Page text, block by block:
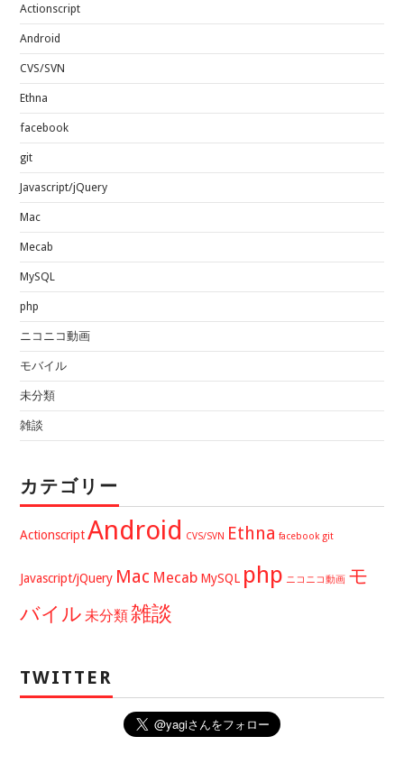
Actionscript
Android
CVS/SVN
Ethna
facebook
git
Javascript/jQuery
Mac
Mecab
MySQL
php
ニコニコ動画
モバイル
未分類
雑談
カテゴリー
Actionscript Android CVS/SVN Ethna facebook git
Javascript/jQuery Mac Mecab MySQL php ニコニコ動画 モ
バイル 未分類雑談
TWITTER